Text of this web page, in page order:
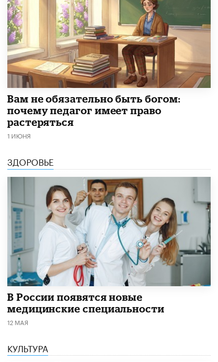
​Вам не обязательно быть богом:
почему педагог имеет право
растеряться
1 ИЮНЯ
ЗДОРОВЬЕ
В России появятся новые
медицинские специальности
12 МАЯ
КУЛЬТУРА